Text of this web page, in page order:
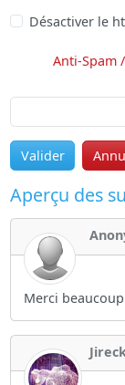
Désactiver le
Anti-Spam
Valider
Aperçu des
Merci beaucoup